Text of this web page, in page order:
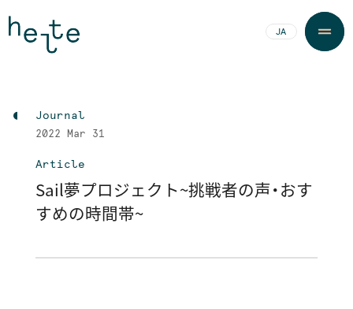
JA
Journal
2022 Mar 31
Article
Sail夢プロジェクト～挑戦者の声・おす
すめの時間帯～